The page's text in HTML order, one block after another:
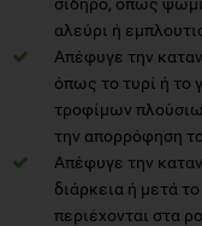
αλεύρι ή
Απέφυγε την
όπως το τυρί ή το
τροφίμων
την απορρόφηση
Απέφυγε την
διάρκεια ή μετά
περιέχονται στα